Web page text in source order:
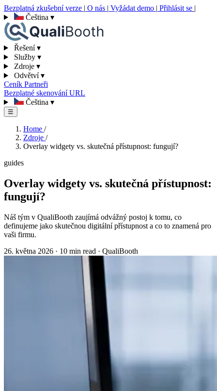
Bezplatná zkušební verze | O nás | Vyžádat demo | Přihlásit se |
Čeština ▾
Řešení▾
Služby ▾
Zdroje ▾
Odvětví▾
Ceník Partneři
Bezplatné skenování URL
Čeština ▾
☰
Home /
Zdroje /
Overlay widgety vs. skutečná přístupnost: fungují?
guides
Overlay widgety vs. skutečná přístupnost:
fungují?
Náš tým v QualiBooth zaujímá odvážný postoj k tomu, co
definujeme jako skutečnou digitální přístupnost a co to znamená pro
vaši firmu.
26. května 2026 · 10 min read · QualiBooth